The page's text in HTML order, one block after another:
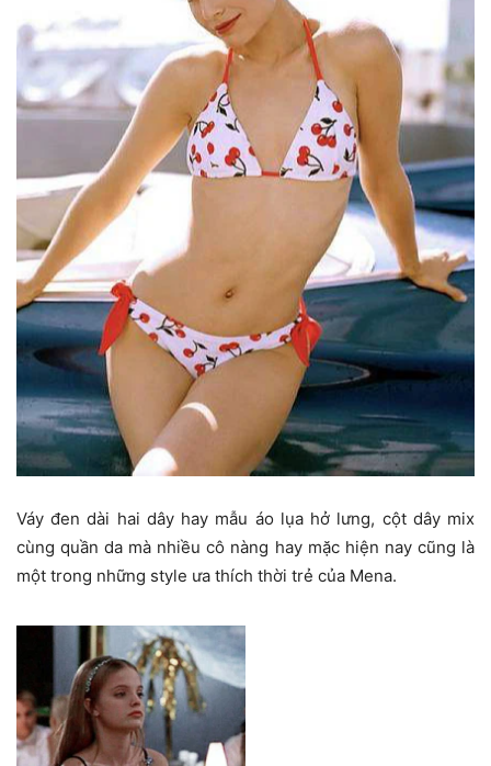
Váy đen dài hai dây hay mẫu áo lụa hở lưng, cột dây mix
cùng quần da mà nhiều cô nàng hay mặc hiện nay cũng là
một trong những style ưa thích thời trẻ của Mena.